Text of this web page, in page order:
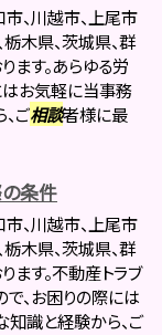
、川越市、上尾市
栃木県、茨城県、群
ます。あらゆる労
はお気軽に当事務
ご相談者様に最
条件
、川越市、上尾市
栃木県、茨城県、群
ます。不動産トラブ
、お困りの際には
知識と経験から、ご